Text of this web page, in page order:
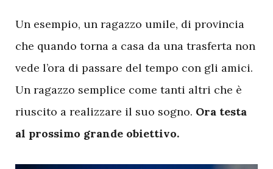
Un esempio, un ragazzo umile, di provincia
che quando torna a casa da una trasferta non
vede l’ora di passare del tempo con gli amici.
Un ragazzo semplice come tanti altri che è
riuscito a realizzare il suo sogno. Ora testa
al prossimo grande obiettivo.